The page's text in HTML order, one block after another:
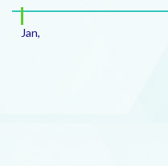
Jan,